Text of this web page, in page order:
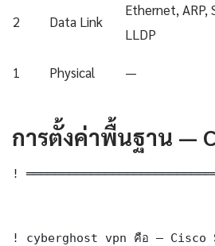
2 Data Link
Ethernet, ARP,
LLDP
1 Physical —
การตั้งค่าพื้นฐาน —
!
! cyberghost vpn คือ — Cisco